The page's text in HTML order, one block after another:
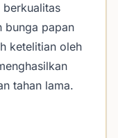
bunga papan
ketelitian oleh
tahan lama.